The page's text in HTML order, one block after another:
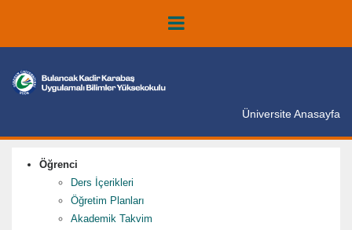
Üniversite Anasayfa
Öğrenci
Ders İçerikleri
Öğretim Planları
Akademik Takvim